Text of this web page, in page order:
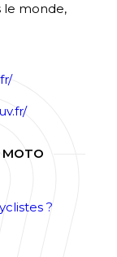
le monde,
MOTO
?